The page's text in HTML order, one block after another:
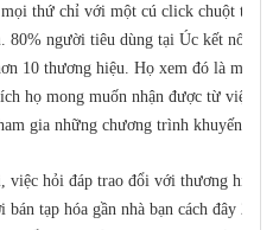
thứ chỉ với một cú click chuột thì
80% người tiêu dùng tại Úc kết nối
10 thương hiệu. Họ xem đó là một
họ mong muốn nhận được từ việc
gia những chương trình khuyến
việc hỏi đáp trao đổi với thương hiệu
tạp hóa gần nhà bạn cách đây 20